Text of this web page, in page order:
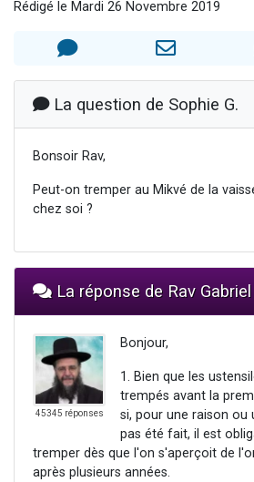
30 personnes viennent de faire
12 nouvelles
Rédigé le Mardi 26 Novembre 2019
La question de Sophie G.
Bonsoir Rav,
Peut-on tremper au Mikvé de la
chez soi ?
La réponse de Rav Gabriel
45345 réponses
Bonjour,
1. Bien que les
trempés avant la
si, pour une raison ou
pas été fait, il est
tremper dès que l'on s'aperçoit de
après plusieurs années.